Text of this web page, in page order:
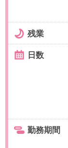
新
駅
9:30
時間
【例
16:30
※9:30
あり